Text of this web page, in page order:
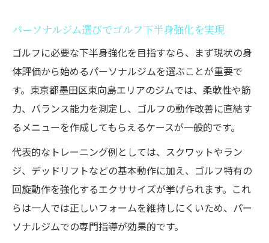
パーソナルジム選びでゴルフ下半身強化を実現
ゴルフに必要な下半身強化を目指すなら、まず現状の身
体評価から始めるパーソナルジムを選ぶことが重要で
す。東京都墨田区東向島エリアのジムでは、柔軟性や筋
力、バランス能力を測定し、ゴルフの動作改善に直結す
るメニューを作成してもらえるケースが一般的です。
代表的なトレーニング例としては、スクワットやラン
ジ、デッドリフトなどの基本動作に加え、ゴルフ特有の
回旋動作を強化するエクササイズが挙げられます。これ
らは一人では正しいフォームを維持しにくいため、パー
ソナルジムでの専門指導が効果的です。